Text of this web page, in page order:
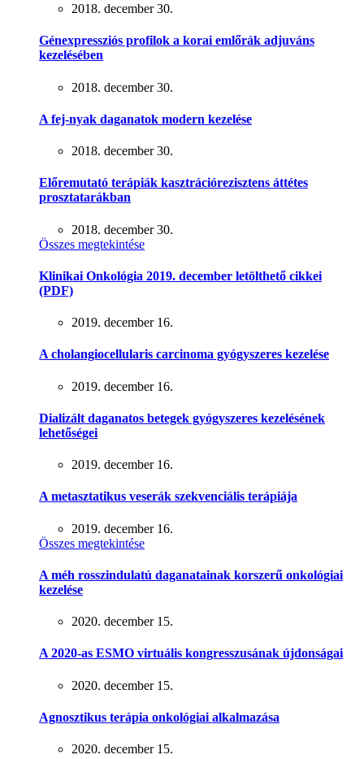
2018. december 30.
Génexpressziós profilok a korai emlőrák adjuváns
kezelésében
2018. december 30.
A fej-nyak daganatok modern kezelése
2018. december 30.
Előremutató terápiák kasztrációrezisztens áttétes
prosztatarákban
2018. december 30.
Összes megtekintése
Klinikai Onkológia 2019. december letölthető cikkei
(PDF)
2019. december 16.
A cholangiocellularis carcinoma gyógyszeres kezelése
2019. december 16.
Dializált daganatos betegek gyógyszeres kezelésének
lehetőségei
2019. december 16.
A metasztatikus veserák szekvenciális terápiája
2019. december 16.
Összes megtekintése
A méh rosszindulatú daganatainak korszerű onkológiai
kezelése
2020. december 15.
A 2020-as ESMO virtuális kongresszusának újdonságai
2020. december 15.
Agnosztikus terápia onkológiai alkalmazása
2020. december 15.